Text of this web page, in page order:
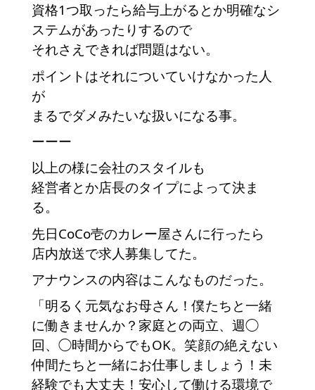
資格1つ取ったら給与上がるとか明確なシ
ステムがあったりするので
それさえできれば問題はない。
ポイントはそれについていけなかった人
が
まるでダメみたいな扱いになる事。
ーーー
以上の様に会社のスタイルも
経営者とか店長のタイプによって決ま
る。
先日CoCo壱のカレー屋さんに行ったら
店内放送で求人募集してた。
アナウンスの内容はこんなものだった。
「明るく元気なお母さん！僕たちと一緒
に働きませんか？家庭との両立、週◯
回、◯時間からでもOK。笑顔の絶えない
仲間たちと一緒にお仕事しましょう！未
経験でも大丈夫！安心して働ける環境で